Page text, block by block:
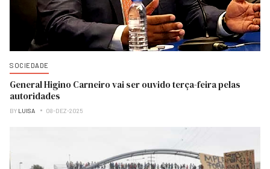
SOCIEDADE
General Higino Carneiro vai ser ouvido terça-feira pelas
autoridades
BY LUISA 08-DEZ-2025